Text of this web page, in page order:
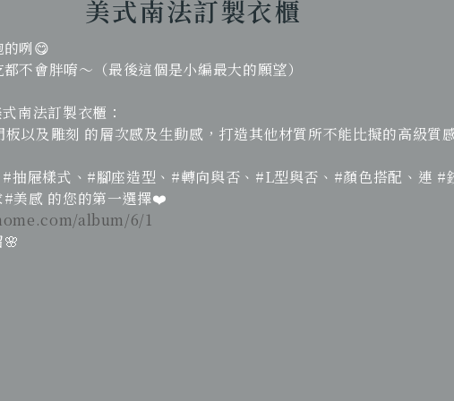
美式南法訂製衣櫃
咧😋
不會胖唷～（最後這個是小編最大的願望）
南法訂製衣櫃：
以及雕刻 的層次感及生動感，打造其他材質所不能比擬的高級質
抽屜樣式、#腳座造型、#轉向與否、#L型與否、#顏色搭配、連 #
#美感 的您的第一選擇❤️
album/6/1